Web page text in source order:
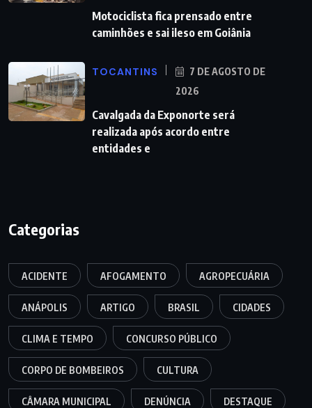
Motociclista fica prensado entre
caminhões e sai ileso em Goiânia
TOCANTINS
7 DE AGOSTO DE
2026
Cavalgada da Exponorte será
realizada após acordo entre
entidades e
Categorias
ACIDENTE AFOGAMENTO AGROPECUÁRIA
ANÁPOLIS ARTIGO BRASIL CIDADES
CLIMA E TEMPO CONCURSO PÚBLICO
CORPO DE BOMBEIROS CULTURA
CÂMARA MUNICIPAL DENÚNCIA DESTAQUE